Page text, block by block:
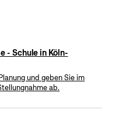
- Schule in Köln-
und geben Sie im
ab.